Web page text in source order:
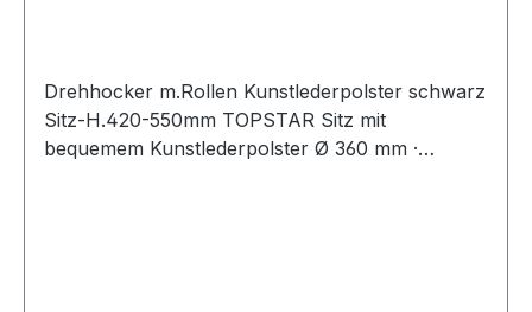
Drehhocker m.Rollen Kunstlederpolster schwarz
Sitz-H.420-550mm TOPSTAR Sitz mit
bequemem Kunstlederpolster Ø 360 mm ·